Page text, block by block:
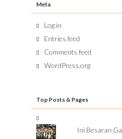
Meta
Log in
Entries feed
Comments feed
WordPress.org
Top Posts & Pages
Ini Besaran